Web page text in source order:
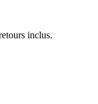
inclus.